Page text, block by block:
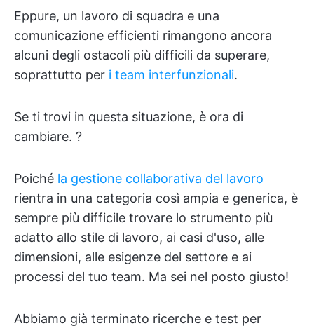
Eppure, un lavoro di squadra e una
comunicazione efficienti rimangono ancora
alcuni degli ostacoli più difficili da superare,
soprattutto per i team interfunzionali.
Se ti trovi in questa situazione, è ora di
cambiare. ?
Poiché la gestione collaborativa del lavoro
rientra in una categoria così ampia e generica, è
sempre più difficile trovare lo strumento più
adatto allo stile di lavoro, ai casi d'uso, alle
dimensioni, alle esigenze del settore e ai
processi del tuo team. Ma sei nel posto giusto!
Abbiamo già terminato ricerche e test per